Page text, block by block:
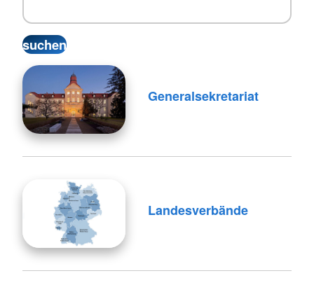
Generalsekretariat
Landesverbände